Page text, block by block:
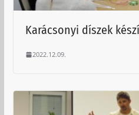
Karácsonyi díszek
2022.12.09.